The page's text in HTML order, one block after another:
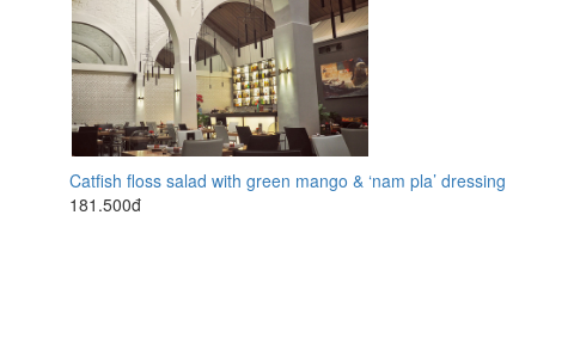
Catfish floss salad with green mango & ‘nam pla’ dressing
181.500đ